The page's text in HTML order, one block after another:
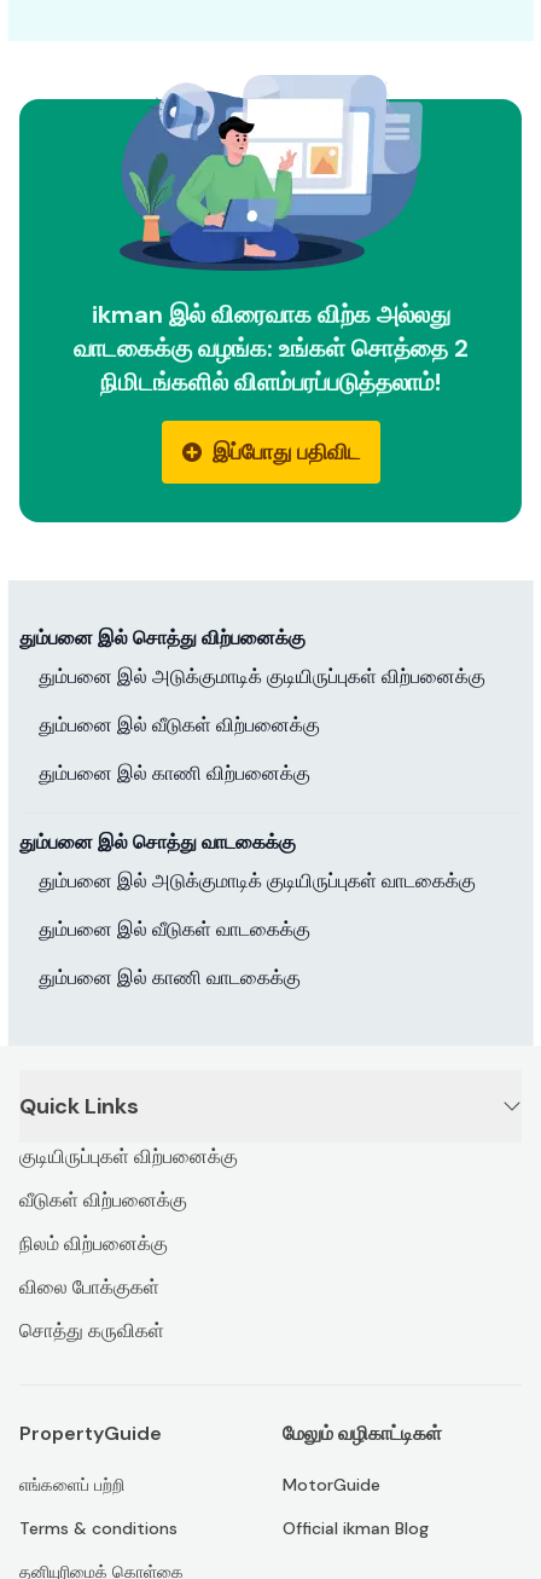
ikman இல் விரைவாக விற்க அல்லது
வாடகைக்கு வழங்க: உங்கள் சொத்தை 2
நிமிடங்களில் விளம்பரப்படுத்தலாம்!
இப்போது பதிவிட
தும்பனை இல் சொத்து விற்பனைக்கு
தும்பனை இல் அடுக்குமாடிக் குடியிருப்புகள் விற்பனைக்கு
தும்பனை இல் வீடுகள் விற்பனைக்கு
தும்பனை இல் காணி விற்பனைக்கு
தும்பனை இல் சொத்து வாடகைக்கு
தும்பனை இல் அடுக்குமாடிக் குடியிருப்புகள் வாடகைக்கு
தும்பனை இல் வீடுகள் வாடகைக்கு
தும்பனை இல் காணி வாடகைக்கு
Quick Links
குடியிருப்புகள் விற்பனைக்கு
வீடுகள் விற்பனைக்கு
நிலம் விற்பனைக்கு
விலை போக்குகள்
சொத்து கருவிகள்
PropertyGuide
எங்களைப் பற்றி
Terms & conditions
தனியுரிமைக் கொள்கை
மேலும் வழிகாட்டிகள்
MotorGuide
Official ikman Blog